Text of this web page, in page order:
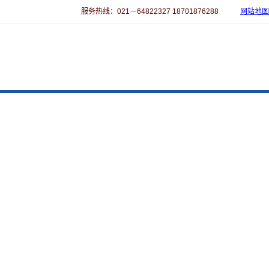
服务热线：021－64822327 18701876288 网站地图